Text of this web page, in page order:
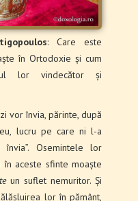
: Care este
în Ortodoxie și cum
lor vindecător și
vor învia, părinte, după
lucru pe care ni l-a
Osemintele lor
în aceste sfinte moaște
un suflet nemuritor. Și
lor în pământ,